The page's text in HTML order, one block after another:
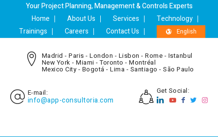
Your Project Planning, Management & Controls Experts
Home
About Us Services
Technology
Trainings
Careers Contact Us English
Madrid - Paris - London - Lisbon - Rome - Istanbul
New York - Miami - Toronto - Montréal
Mexico City - Bogotá - Lima - Santiago - São Paulo
E-mail:
info@app-consultoria.com
Get Social: